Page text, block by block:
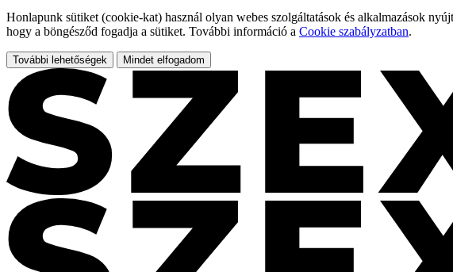
Honlapunk sütiket (cookie-kat) használ olyan webes szolgáltatások és alkalmazások
hogy a böngésződ fogadja a sütiket. További információ a Cookie szabályzatban.
További lehetőségek Mindet elfogadom